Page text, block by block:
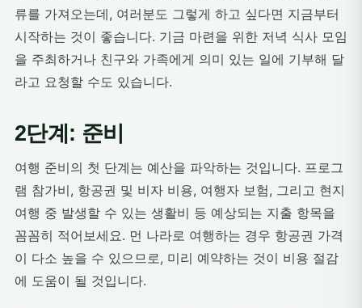
류를 가져오는데, 여러분도 그렇게 하고 싶다면 지금부터
시작하는 것이 좋습니다. 기금 마련을 위한 저녁 식사 모임
을 주최하거나 친구와 가족에게 의미 있는 일에 기부해 달
라고 요청할 수도 있습니다.
2단계: 준비
여행 준비의 첫 단계는 예산을 파악하는 것입니다. 프로그
램 참가비, 항공권 및 비자 비용, 여행자 보험, 그리고 현지
여행 중 발생할 수 있는 생활비 등 예상되는 지출 항목을
꼼꼼히 적어보세요. 먼 나라로 여행하는 경우 항공권 가격
이 다소 높을 수 있으므로, 미리 예약하는 것이 비용 절감
에 도움이 될 것입니다.